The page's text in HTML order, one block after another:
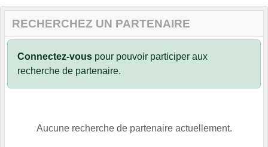
RECHERCHEZ UN PARTENAIRE
Connectez-vous pour pouvoir participer aux
recherche de partenaire.
Aucune recherche de partenaire actuellement.